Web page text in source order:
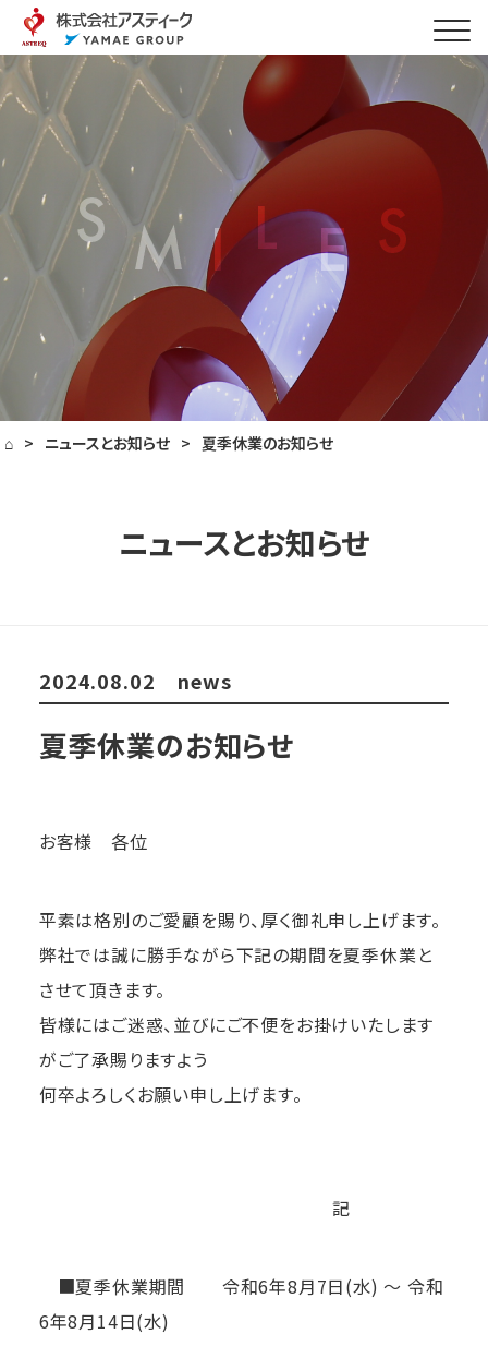
⌂ > ニュースとお知らせ > 夏季休業のお知らせ
ニュースとお知らせ
2024.08.02 news
夏季休業のお知らせ
お客様 各位
平素は格別のご愛顧を賜り、厚く御礼申し上げます。
弊社では誠に勝手ながら下記の期間を夏季休業と
させて頂きます。
皆様にはご迷惑、並びにご不便をお掛けいたします
がご了承賜りますよう
何卒よろしくお願い申し上げます。
記
■夏季休業期間 令和6年8月7日(水) ～ 令和
6年8月14日(水)